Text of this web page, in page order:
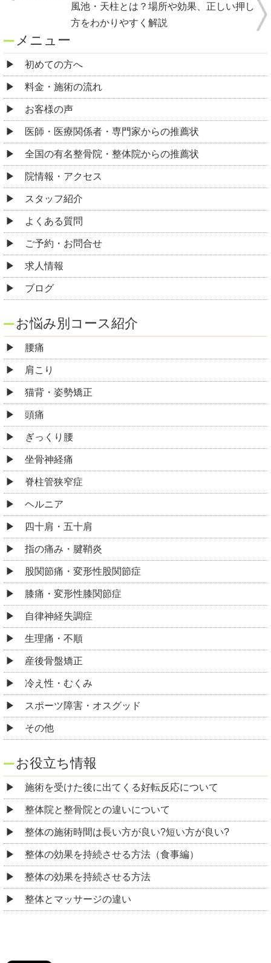
風池・天柱とは？場所や効果、正しい押し
方をわかりやすく解説
メニュー
初めての方へ
料金・施術の流れ
お客様の声
医師・医療関係者・専門家からの推薦状
全国の有名整骨院・整体院からの推薦状
院情報・アクセス
スタッフ紹介
よくある質問
ご予約・お問合せ
求人情報
ブログ
お悩み別コース紹介
腰痛
肩こり
猫背・姿勢矯正
頭痛
ぎっくり腰
坐骨神経痛
脊柱管狭窄症
ヘルニア
四十肩・五十肩
指の痛み・腱鞘炎
股関節痛・変形性股関節症
膝痛・変形性膝関節症
自律神経失調症
生理痛・不順
産後骨盤矯正
冷え性・むくみ
スポーツ障害・オスグッド
その他
お役立ち情報
施術を受けた後に出てくる好転反応について
整体院と整骨院との違いについて
整体の施術時間は長い方が良い?短い方が良い?
整体の効果を持続させる方法（食事編）
整体の効果を持続させる方法
整体とマッサージの違い